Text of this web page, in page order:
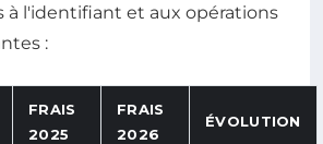
à l'identifiant et aux opérations
:
FRAIS
2025
FRAIS
2026
ÉVOLUTION